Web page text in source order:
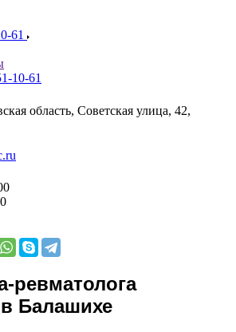
61
10-61
область, Советская улица, 42,
ревматолога
Балашихе